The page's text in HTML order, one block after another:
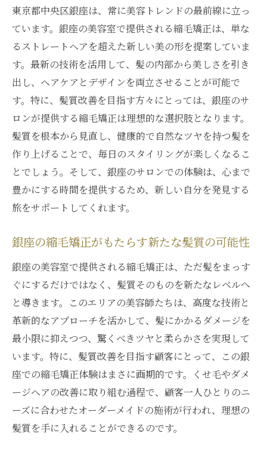
東京都中央区銀座は、常に美容トレンドの最前線に立っ
ています。銀座の美容室で提供される縮毛矯正は、単な
るストレートヘアを超えた新しい美の形を提案していま
す。最新の技術を活用して、髪の内部から美しさを引き
出し、ヘアケアとデザインを両立させることが可能で
す。特に、髪質改善を目指す方々にとっては、銀座のサ
ロンが提供する縮毛矯正は理想的な選択肢となります。
髪質を根本から見直し、健康的で自然なツヤを持つ髪を
作り上げることで、毎日のスタイリングが楽しくなるこ
とでしょう。そして、銀座のサロンでの体験は、心まで
豊かにする時間を提供するため、新しい自分を発見する
旅をサポートしてくれます。
銀座の縮毛矯正がもたらす新たな髪質の可能性
銀座の美容室で提供される縮毛矯正は、ただ髪をまっす
ぐにするだけではなく、髪質そのものを新たなレベルへ
と導きます。このエリアの美容師たちは、高度な技術と
革新的なアプローチを活かして、髪にかかるダメージを
最小限に抑えつつ、驚くべきツヤと柔らかさを実現して
います。特に、髪質改善を目指す顧客にとって、この銀
座での縮毛矯正体験はまさに画期的です。くせ毛やダメ
ージヘアの改善に取り組む過程で、顧客一人ひとりのニ
ーズに合わせたオーダーメイドの施術が行われ、理想の
髪質を手に入れることができるのです。